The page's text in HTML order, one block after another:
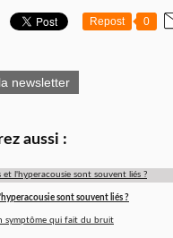
Repost 0
newsletter
aussi :
sont souvent liés ?